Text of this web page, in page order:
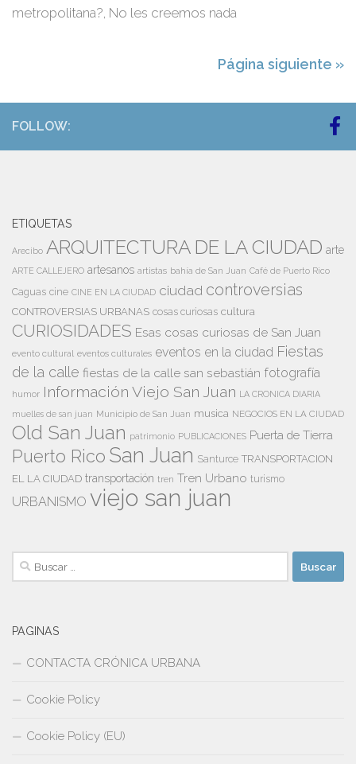
metropolitana?, No les creemos nada
Página siguiente »
FOLLOW:
ETIQUETAS
Arecibo ARQUITECTURA DE LA CIUDAD arte
ARTE CALLEJERO artesanos artistas bahía de San Juan Café de Puerto Rico
Caguas cine CINE EN LA CIUDAD ciudad controversias
CONTROVERSIAS URBANAS cosas curiosas cultura
CURIOSIDADES Esas cosas curiosas de San Juan
evento cultural eventos culturales eventos en la ciudad Fiestas
de la calle fiestas de la calle san sebastián fotografía
humor Información Viejo San Juan LA CRONICA DIARIA
muelles de san juan Municipio de San Juan musica NEGOCIOS EN LA CIUDAD
Old San Juan patrimonio PUBLICACIONES Puerta de Tierra
Puerto Rico San Juan Santurce TRANSPORTACION
EL LA CIUDAD transportación tren Tren Urbano turismo
URBANISMO viejo san juan
Buscar:
PAGINAS
CONTACTA CRÓNICA URBANA
Cookie Policy
Cookie Policy (EU)